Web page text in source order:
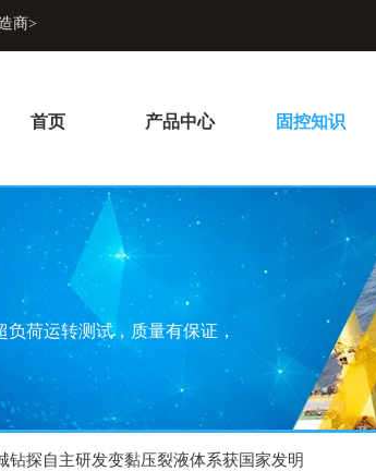
商>
首页 产品中心 固控知识
荷运转测试，质量有保证，
钻探自主研发变黏压裂液体系获国家发明